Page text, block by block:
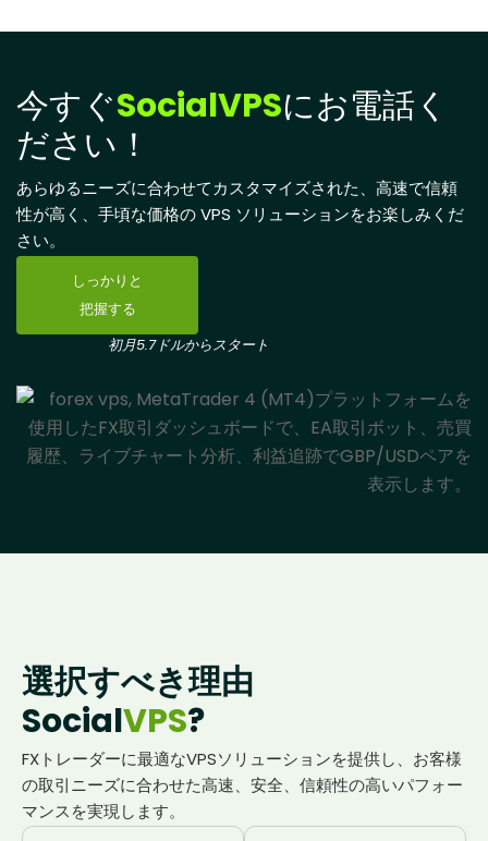
今すぐSocialVPSにお電話く
ださい！
あらゆるニーズに合わせてカスタマイズされた、高速で信頼
性が高く、手頃な価格の VPS ソリューションをお楽しみくだ
さい。
しっかりと
把握する
初月5.7ドルからスタート
選択すべき理由
SocialVPS?
FXトレーダーに最適なVPSソリューションを提供し、お客様
の取引ニーズに合わせた高速、安全、信頼性の高いパフォー
マンスを実現します。